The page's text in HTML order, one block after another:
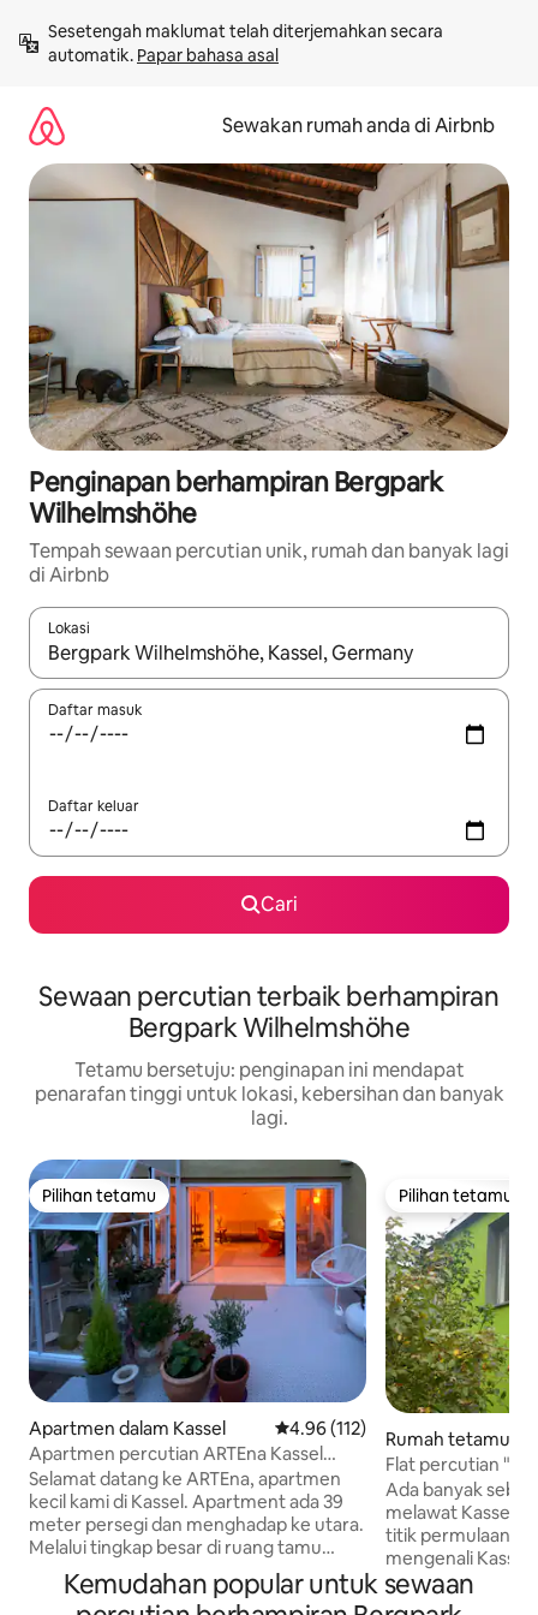
kandungan
Sesetengah maklumat telah diterjemahkan secara
automatik. Papar bahasa asal
Sewakan rumah anda di Airbnb
Penginapan berhampiran Bergpark
Wilhelmshöhe
Tempah sewaan percutian unik, rumah dan banyak lagi
di Airbnb
Lokasi
Apabila hasil tersedia, navigasi dengan kekunci anak panah
Daftar masuk
Daftar keluar
Cari
Sewaan percutian terbaik berhampiran
Bergpark Wilhelmshöhe
Tetamu bersetuju: penginapan ini mendapat
penarafan tinggi untuk lokasi, kebersihan dan banyak
lagi.
Pilihan tetamu
Pilihan tetamu
Apartmen dalam Kassel Penarafan purata 4.96 daripada
4.96 (112)
Apartmen percutian ARTEna Kassel
dengan teres yang cantik
Selamat datang ke ARTEna, apartmen
kecil kami di Kassel. Apartment ada 39
meter persegi dan menghadap ke utara.
Melalui tingkap besar di ruang tamu
makan, bilik ini dibanjiri cahaya dan anda
mempunyai pemandangan taman yang
Pilihan tetamu
Pilihan tetamu
Rumah tetamu
el
Flat percutian
Ada banyak
melawat Kassel.
titik permulaan
mengenali
bertemu anda! „tHE GREEN HOUSE“
boleh digunakan untuk 2 - 4
Kemudahan popular untuk sewaan